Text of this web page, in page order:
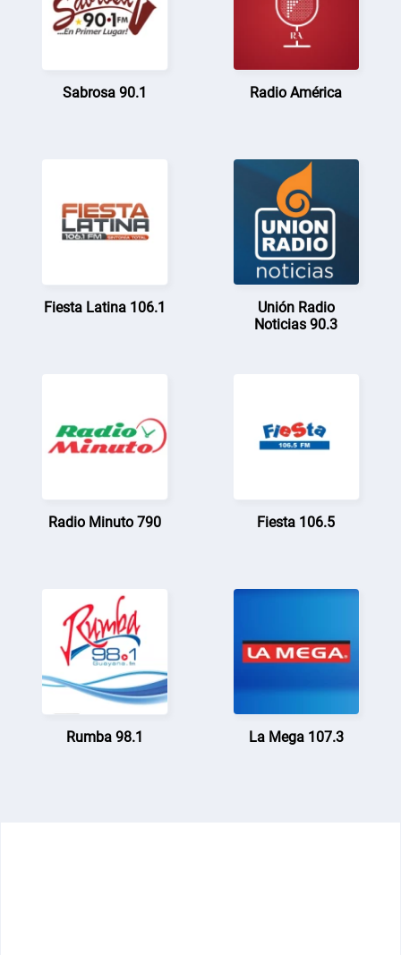
Sabrosa 90.1 Radio América
Fiesta Latina 106.1
Unión Radio
Noticias 90.3
Radio Minuto 790 Fiesta 106.5
Rumba 98.1 La Mega 107.3